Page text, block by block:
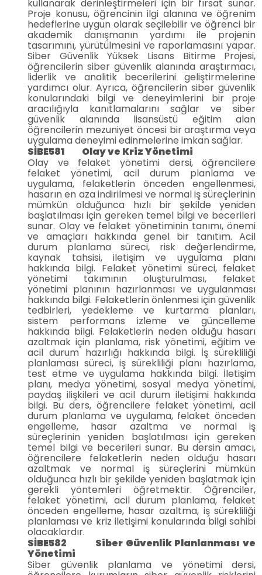
kullanarak derinleştirmeleri için bir fırsat sunar.
Proje konusu, öğrencinin ilgi alanına ve öğrenim
hedeflerine uygun olarak seçilebilir ve öğrenci bir
akademik danışmanın yardımı ile projenin
tasarımını, yürütülmesini ve raporlamasını yapar.
Siber Güvenlik Yüksek Lisans Bitirme Projesi,
öğrencilerin siber güvenlik alanında araştırmacı,
liderlik ve analitik becerilerini geliştirmelerine
yardımcı olur. Ayrıca, öğrencilerin siber güvenlik
konularındaki bilgi ve deneyimlerini bir proje
aracılığıyla kanıtlamalarını sağlar ve siber
güvenlik alanında lisansüstü eğitim alan
öğrencilerin mezuniyet öncesi bir araştırma veya
uygulama deneyimi edinmelerine imkan sağlar.
SİBE581 Olay ve Kriz Yönetimi
Olay ve felaket yönetimi dersi, öğrencilere
felaket yönetimi, acil durum planlama ve
uygulama, felaketlerin önceden engellenmesi,
hasarın en aza indirilmesi ve normal iş süreçlerinin
mümkün olduğunca hızlı bir şekilde yeniden
başlatılması için gereken temel bilgi ve becerileri
sunar. Olay ve felaket yönetiminin tanımı, önemi
ve amaçları hakkında genel bir tanıtım. Acil
durum planlama süreci, risk değerlendirme,
kaynak tahsisi, iletişim ve uygulama planı
hakkında bilgi. Felaket yönetimi süreci, felaket
yönetimi takımının oluşturulması, felaket
yönetimi planının hazırlanması ve uygulanması
hakkında bilgi. Felaketlerin önlenmesi için güvenlik
tedbirleri, yedekleme ve kurtarma planları,
sistem performans izleme ve güncelleme
hakkında bilgi. Felaketlerin neden olduğu hasarı
azaltmak için planlama, risk yönetimi, eğitim ve
acil durum hazırlığı hakkında bilgi. İş sürekliliği
planlaması süreci, iş sürekliliği planı hazırlama,
test etme ve uygulama hakkında bilgi. İletişim
planı, medya yönetimi, sosyal medya yönetimi,
paydaş ilişkileri ve acil durum iletişimi hakkında
bilgi. Bu ders, öğrencilere felaket yönetimi, acil
durum planlama ve uygulama, felaket önceden
engelleme, hasar azaltma ve normal iş
süreçlerinin yeniden başlatılması için gereken
temel bilgi ve becerileri sunar. Bu dersin amacı,
öğrencilere felaketlerin neden olduğu hasarı
azaltmak ve normal iş süreçlerini mümkün
olduğunca hızlı bir şekilde yeniden başlatmak için
gerekli yöntemleri öğretmektir. Öğrenciler,
felaket yönetimi, acil durum planlama, felaket
önceden engelleme, hasar azaltma, iş sürekliliği
planlaması ve kriz iletişimi konularında bilgi sahibi
olacaklardır.
SİBE582 Siber Güvenlik Planlanması ve
Yönetimi
Siber güvenlik planlama ve yönetimi dersi,